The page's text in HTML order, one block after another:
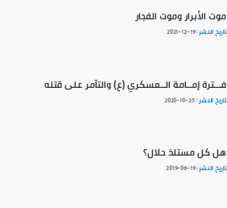
موت الأبرار وموت الفجار
تاريخ النشر :2021-12-19
فـــترة إمــامة الــعسكري (ع) والتآمر على قتله
تاريخ النشر :2020-10-25
هل كل مستلذ حلال؟
تاريخ النشر :2019-06-19